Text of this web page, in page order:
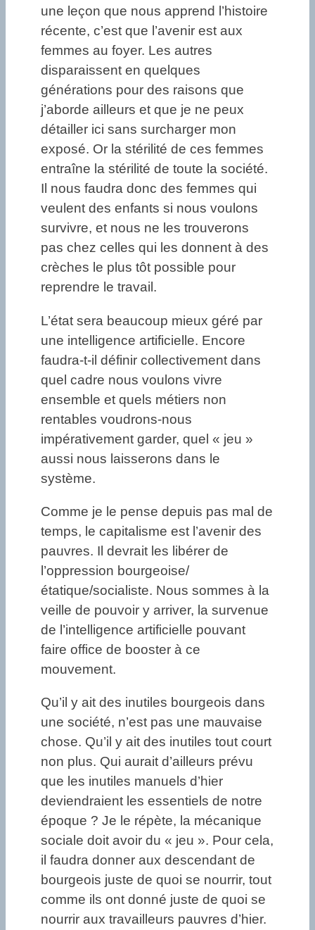
une leçon que nous apprend l’histoire
récente, c’est que l’avenir est aux
femmes au foyer. Les autres
disparaissent en quelques
générations pour des raisons que
j’aborde ailleurs et que je ne peux
détailler ici sans surcharger mon
exposé. Or la stérilité de ces femmes
entraîne la stérilité de toute la société.
Il nous faudra donc des femmes qui
veulent des enfants si nous voulons
survivre, et nous ne les trouverons
pas chez celles qui les donnent à des
crèches le plus tôt possible pour
reprendre le travail.
L’état sera beaucoup mieux géré par
une intelligence artificielle. Encore
faudra-t-il définir collectivement dans
quel cadre nous voulons vivre
ensemble et quels métiers non
rentables voudrons-nous
impérativement garder, quel « jeu »
aussi nous laisserons dans le
système.
Comme je le pense depuis pas mal de
temps, le capitalisme est l’avenir des
pauvres. Il devrait les libérer de
l’oppression bourgeoise/
étatique/socialiste. Nous sommes à la
veille de pouvoir y arriver, la survenue
de l’intelligence artificielle pouvant
faire office de booster à ce
mouvement.
Qu’il y ait des inutiles bourgeois dans
une société, n’est pas une mauvaise
chose. Qu’il y ait des inutiles tout court
non plus. Qui aurait d’ailleurs prévu
que les inutiles manuels d’hier
deviendraient les essentiels de notre
époque ? Je le répète, la mécanique
sociale doit avoir du « jeu ». Pour cela,
il faudra donner aux descendant de
bourgeois juste de quoi se nourrir, tout
comme ils ont donné juste de quoi se
nourrir aux travailleurs pauvres d’hier.